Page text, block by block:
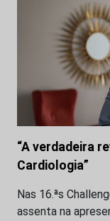
“A verdadeira
Cardiologia”
Nas 16.ªs
assenta na